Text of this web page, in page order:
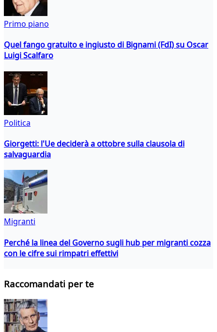
Primo piano
Quel fango gratuito e ingiusto di Bignami (FdI) su Oscar
Luigi Scalfaro
Politica
Giorgetti: l'Ue deciderà a ottobre sulla clausola di
salvaguardia
Migranti
Perché la linea del Governo sugli hub per migranti cozza
con le cifre sui rimpatri effettivi
Raccomandati per te